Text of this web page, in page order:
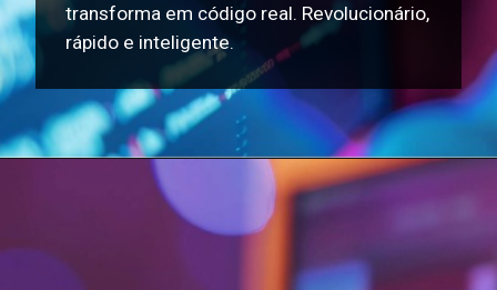
transforma em código real. Revolucionário,
rápido e inteligente.